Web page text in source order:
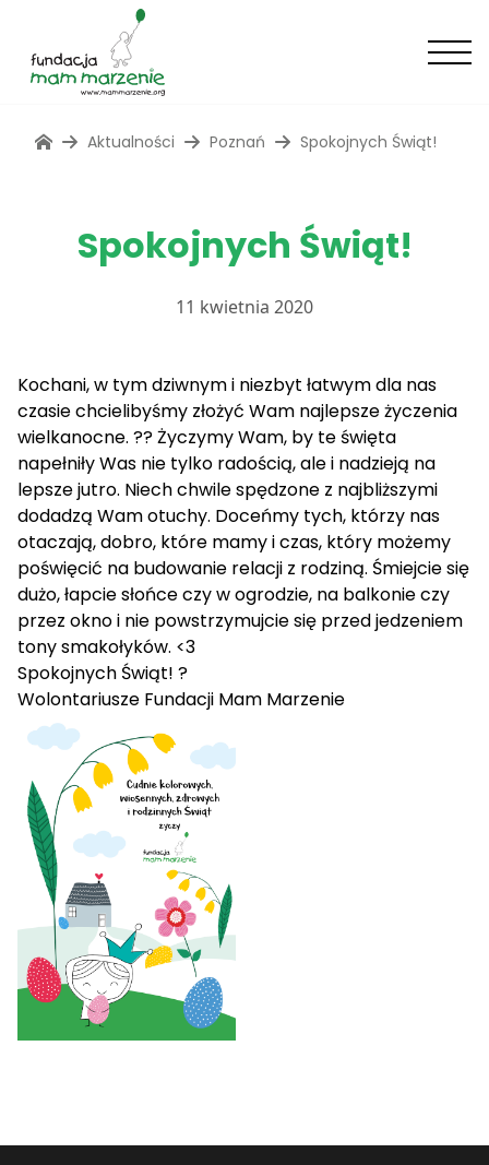
Aktualności Poznań Spokojnych Świąt!
Spokojnych Świąt!
11 kwietnia 2020
Kochani, w tym dziwnym i niezbyt łatwym dla nas
czasie chcielibyśmy złożyć Wam najlepsze życzenia
wielkanocne. ??Życzymy Wam, by te święta
napełniły Was nie tylko radością, ale i nadzieją na
lepsze jutro. Niech chwile spędzone z najbliższymi
dodadzą Wam otuchy. Doceńmy tych, którzy nas
otaczają, dobro, które mamy i czas, który możemy
poświęcić na budowanie relacji z rodziną. Śmiejcie się
dużo, łapcie słońce czy w ogrodzie, na balkonie czy
przez okno i nie powstrzymujcie się przed jedzeniem
tony smakołyków. <3
Spokojnych Świąt! ?
Wolontariusze Fundacji Mam Marzenie